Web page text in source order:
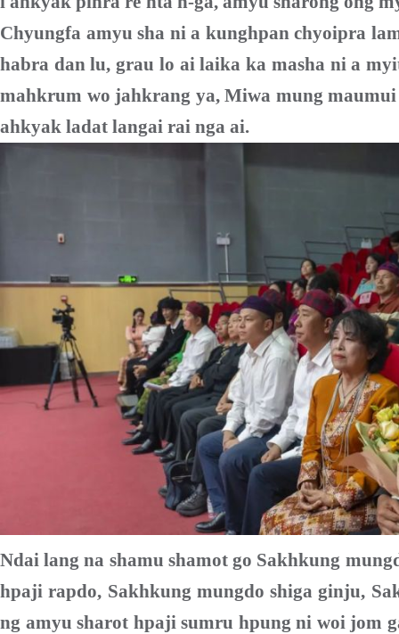
Chyungfa amyu sha ni a kunghpan chyoipra
habra dan lu, grau lo ai laika ka masha ni a
mahkrum wo jahkrang ya, Miwa mung maumui
ahkyak ladat langai rai nga ai.
Ndai lang na shamu shamot go Sakhkung
hpaji rapdo, Sakhkung mungdo shiga ginju,
ng amyu sharot hpaji sumru hpung ni woi jom